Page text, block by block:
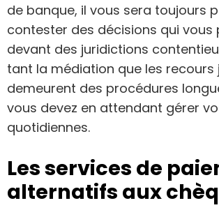
de banque, il vous sera toujours
contester des décisions qui vous
devant des juridictions
tant la médiation que les recours
demeurent des procédures
vous devez en attendant gérer
quotidiennes.
Les services de
alternatifs aux